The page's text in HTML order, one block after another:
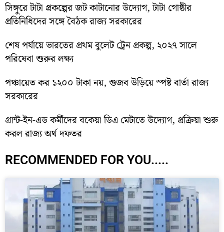
সিঙ্গুরে টাটা প্রকল্পের জট কাটানোর উদ্যোগ, টাটা গোষ্ঠীর
প্রতিনিধিদের সঙ্গে বৈঠক রাজ্য সরকারের
শেষ পর্যায়ে ভারতের প্রথম বুলেট ট্রেন প্রকল্প, ২০২৭ সালে
পরিষেবা শুরুর লক্ষ্য
পঞ্চায়েত কর ১২০০ টাকা নয়, গুজব উড়িয়ে স্পষ্ট বার্তা রাজ্য
সরকারের
গ্রান্ট-ইন-এড কর্মীদের বকেয়া ডিএ মেটাতে উদ্যোগ, প্রক্রিয়া শুরু
করল রাজ্য অর্থ দফতর
RECOMMENDED FOR YOU.....